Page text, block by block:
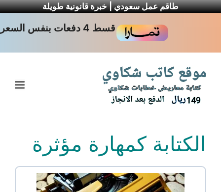
طاقم عمل سعودي | خبرة قانونية طويلة
قسط 4 دفعات بنفس السعر
الكتابة كمهارة مؤثرة